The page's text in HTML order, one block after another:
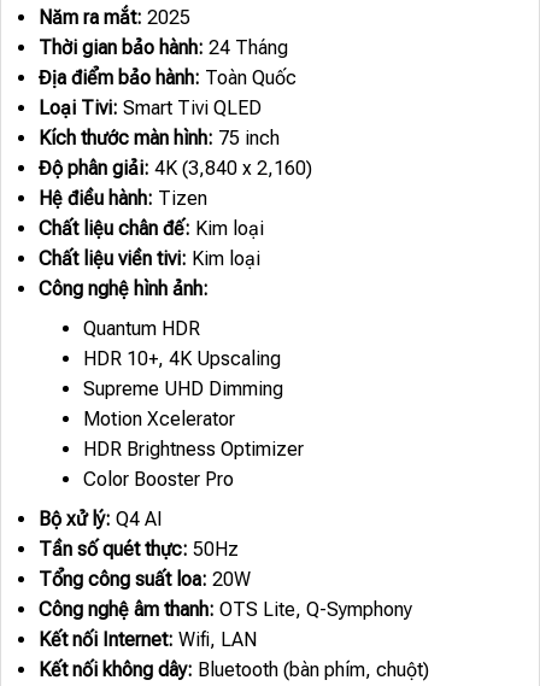
Năm ra mắt: 2025
Thời gian bảo hành: 24 Tháng
Địa điểm bảo hành: Toàn Quốc
Loại Tivi: Smart Tivi QLED
Kích thước màn hình: 75 inch
Độ phân giải: 4K (3,840 x 2,160)
Hệ điều hành: Tizen
Chất liệu chân đế: Kim loại
Chất liệu viền tivi: Kim loại
Công nghệ hình ảnh:
Quantum HDR
HDR 10+, 4K Upscaling
Supreme UHD Dimming
Motion Xcelerator
HDR Brightness Optimizer
Color Booster Pro
Bộ xử lý: Q4 AI
Tần số quét thực: 50Hz
Tổng công suất loa: 20W
Công nghệ âm thanh: OTS Lite, Q-Symphony
Kết nối Internet: Wifi, LAN
Kết nối không dây: Bluetooth (bàn phím, chuột)